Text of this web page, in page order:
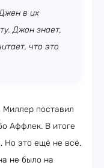
в их
Джон знает,
что это
Миллер поставил
Аффлек. В итоге
Но это ещё не всё.
не было на